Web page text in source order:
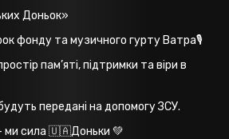
Доньок»
фонду та музичного гурту Ватра🎙️
пам’яті, підтримки та віри в
передані на допомогу ЗСУ.
ми сила 🇺🇦Доньки 💚